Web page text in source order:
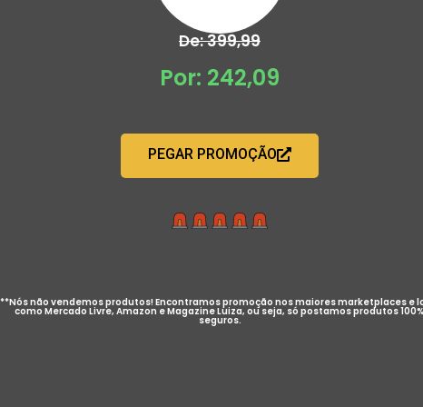
De: 399,99
Por: 242,09
PEGAR PROMOÇÃO
**Nós não vendemos produtos! Encontramos promoção nos maiores marketplaces e
como Mercado Livre, Amazon e Magazine Luiza, ou seja, só postamos produtos 100%
seguros.